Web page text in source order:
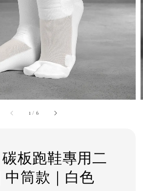
1 / 6
板跑鞋專用二
中筒款｜白色